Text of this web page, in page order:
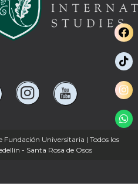
Fundación Universitaria | Todos los
- Santa Rosa de Osos